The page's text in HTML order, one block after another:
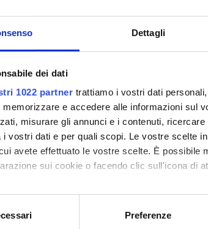
Dettagli
dei dati
1022 partner trattiamo i vostri dati
memorizzare e accedere alle informazioni sul
misurare gli annunci e i contenuti,
i vostri dati e per quali scopi. Le vostre scelte
avete effettuato le vostre scelte. È
sui cookie o facendo clic sull'icona di
vorremmo anche:
informazioni sulla tua posizione
Preferenze
corso intende analizzare il concetto di
rivoluzione"
Vai alla bibliografia
Visualizza
recuperare
didattiche
di verifica